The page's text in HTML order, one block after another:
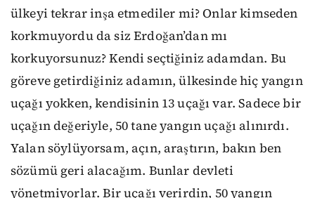
ülkeyi tekrar inşa etmediler mi? Onlar kimseden
korkmuyordu da siz Erdoğan’dan mı
korkuyorsunuz? Kendi seçtiğiniz adamdan. Bu
göreve getirdiğiniz adamın, ülkesinde hiç yangın
uçağı yokken, kendisinin 13 uçağı var. Sadece bir
uçağın değeriyle, 50 tane yangın uçağı alınırdı.
Yalan söylüyorsam, açın, araştırın, bakın ben
sözümü geri alacağım. Bunlar devleti
yönetmiyorlar. Bir uçağı verirdin, 50 yangın